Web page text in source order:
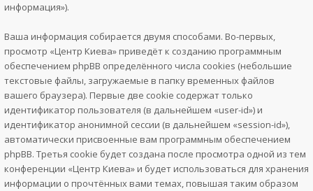
информация»).
Ваша информация собирается двумя способами. Во-первых,
просмотр «Центр Киева» приведёт к созданию программным
обеспечением phpBB определённого числа cookies (небольшие
текстовые файлы, загружаемые в папку временных файлов
вашего браузера). Первые две cookie содержат только
идентификатор пользователя (в дальнейшем «user-id») и
идентификатор анонимной сессии (в дальнейшем «session-id»),
автоматически присвоенные вам программным обеспечением
phpBB. Третья cookie будет создана после просмотра одной из тем
конференции «Центр Киева» и будет использоваться для хранения
информации о прочтённых вами темах, повышая таким образом